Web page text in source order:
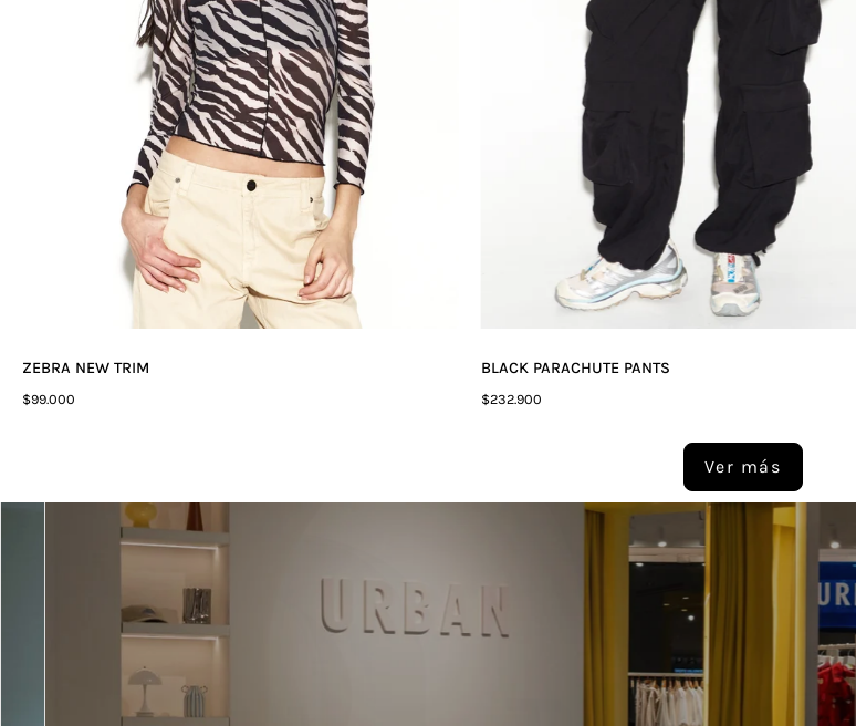
ZEBRA NEW TRIM
$99.000
BLACK PARACHUTE PANTS
$232.900
Ver más